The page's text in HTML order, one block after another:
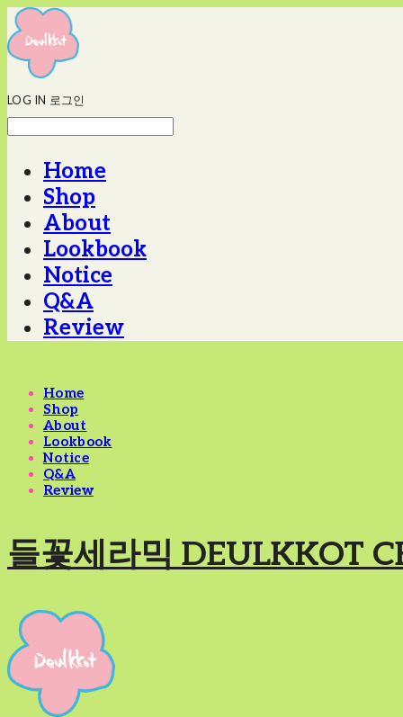
LOG IN 로그인
Home
Shop
About
Lookbook
Notice
Q&A
Review
Home
Shop
About
Lookbook
Notice
Q&A
Review
들꽃세라믹 DEULKKOT